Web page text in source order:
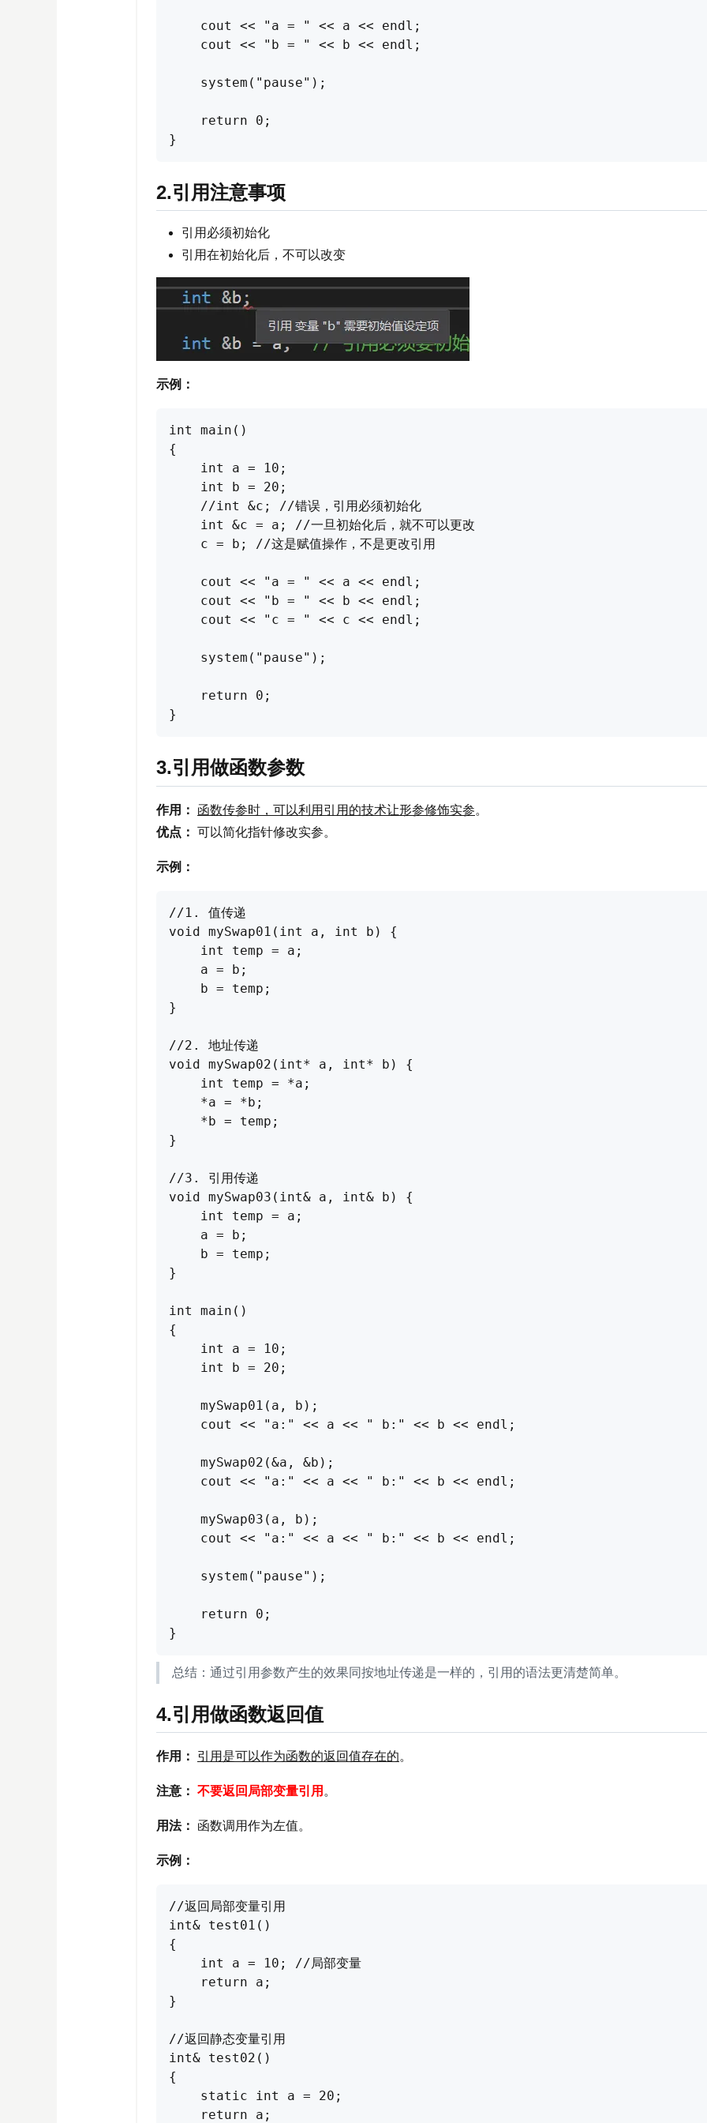
    cout << "a = " << a << endl;
    cout << "b = " << b << endl;
    system("pause");
    return 0;
}
2.引用注意事项
引用必须初始化
引用在初始化后，不可以改变
示例：
int main()
{
    int a = 10;
    int b = 20;
    //int &c; //错误，引用必须初始化
    int &c = a; //一旦初始化后，就不可以更改
    c = b; //这是赋值操作，不是更改引用
    cout << "a = " << a << endl;
    cout << "b = " << b << endl;
    cout << "c = " << c << endl;
    system("pause");
    return 0;
}
3.引用做函数参数
作用： 函数传参时，可以利用引用的技术让形参修饰实参。
优点： 可以简化指针修改实参。
示例：
//1. 值传递
void mySwap01(int a, int b) {
    int temp = a;
    a = b;
    b = temp;
}
//2. 地址传递
void mySwap02(int* a, int* b) {
    int temp = *a;
    *a = *b;
    *b = temp;
}
//3. 引用传递
void mySwap03(int& a, int& b) {
    int temp = a;
    a = b;
    b = temp;
}
int main()
{
    int a = 10;
    int b = 20;
    mySwap01(a, b);
    cout << "a:" << a << " b:" << b << endl;
    mySwap02(&a, &b);
    cout << "a:" << a << " b:" << b << endl;
    mySwap03(a, b);
    cout << "a:" << a << " b:" << b << endl;
    system("pause");
    return 0;
总结：通过引用参数产生的效果同按地址传递是一样的，引用的语法更清楚简单。
4.引用做函数返回值
作用： 引用是可以作为函数的返回值存在的。
注意： 不要返回局部变量引用 。
用法： 函数调用作为左值。
示例：
//返回局部变量引用
int& test01()
{
    int a = 10; //局部变量
    return a;
}
//返回静态变量引用
int& test02()
{
    static int a = 20;
    return a;